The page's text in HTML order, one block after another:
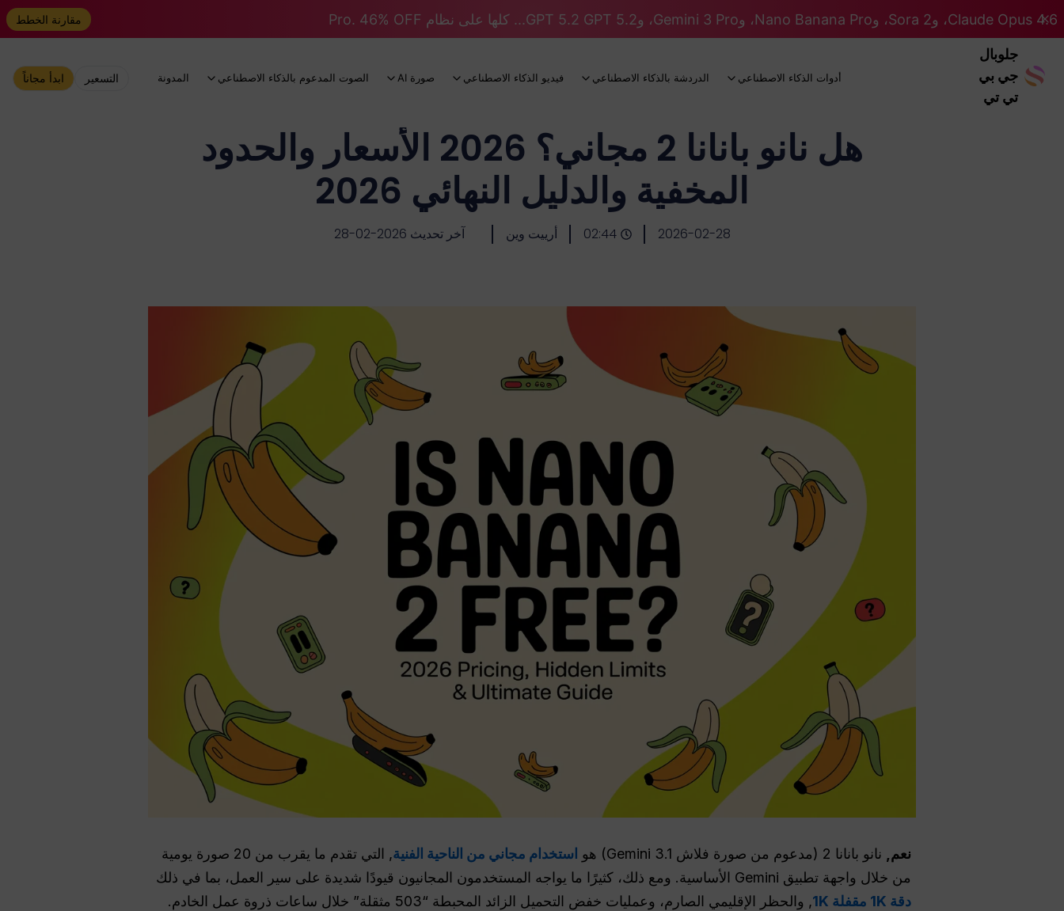
Claude Opus 4.6، وSora 2، وNano Banana Pro، وGemini 3 Pro، وGPT 5.2 GPT 5.2... كلها على نظام Pro. 46% OFF مقارنة الخطط
جلوبال
جي بي
تي تي
أدوات الذكاء الاصطناعي الدردشة بالذكاء الاصطناعي فيديو الذكاء الاصطناعي صورة AI الصوت المدعوم بالذكاء الاصطناعي المدونة التسعير ابدأ مجاناً
هل نانو بانانا 2 مجاني؟ 2026 الأسعار والحدود
المخفية والدليل النهائي 2026
2026-02-28
02:44 أرييت وين آخر تحديث 2026-02-28
نعم, نانو بانانا 2 (مدعوم من صورة فلاش Gemini 3.1) هو استخدام مجاني من الناحية الفنية
, التي تقدم ما يقرب من 20 صورة يومية
من خلال واجهة تطبيق Gemini الأساسية. ومع ذلك، كثيرًا ما يواجه المستخدمون المجانيون قيودًا شديدة على سير العمل، بما في ذلك
دقة 1K مقفلة 1K
, والحظر الإقليمي الصارم، وعمليات خفض التحميل الزائد المحبطة “503 مثقلة” خلال ساعات ذروة عمل الخادم.